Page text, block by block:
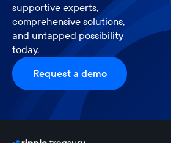
supportive experts,
comprehensive solutions,
and untapped possibility
today.
Request a demo